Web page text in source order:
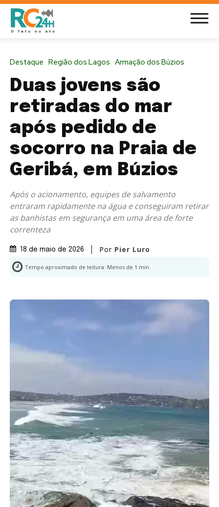
Destaque Região dos Lagos Armação dos Búzios
Duas jovens são
retiradas do mar
após pedido de
socorro na Praia de
Geribá, em Búzios
Após o acionamento, equipes de salvamento
entraram rapidamente na água e conseguiram retirar
as banhistas em segurança em uma área de forte
correnteza
18 de maio de 2026 Por Pier Luro
Tempo aproximado de leitura: Menos de 1 min.